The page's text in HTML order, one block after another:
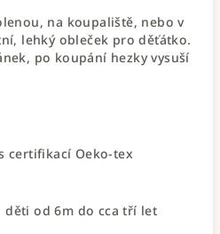
na koupaliště, nebo v
lehký obleček pro děťátko.
po koupání hezky vysuší
certifikací Oeko-tex
děti od 6m do cca tří let